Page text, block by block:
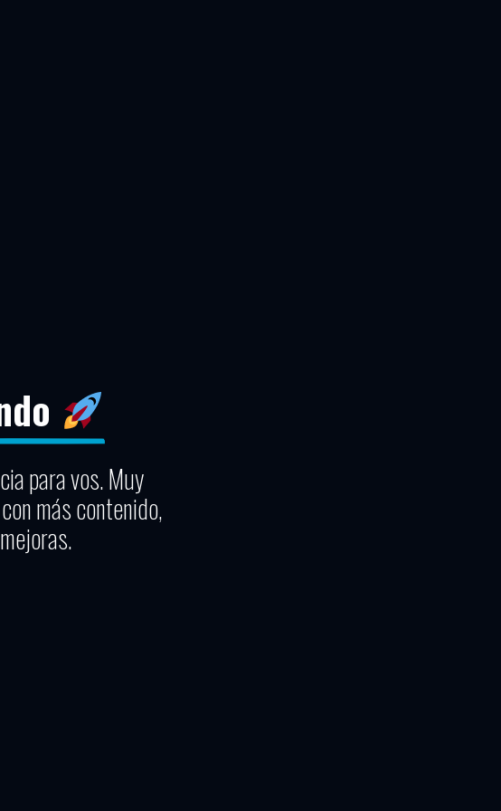
para vos. Muy
más contenido,